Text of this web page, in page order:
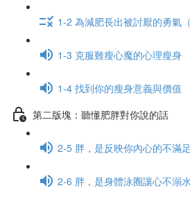
1-2 為減肥長出被討厭的勇氣（
1-3 克服難瘦心魔的心理瘦身
1-4 找到你的瘦身意義與價值
第二版塊：聽懂肥胖對你說的話
2-5 胖，是反映你內心的不滿足
2-6 胖，是身體泳圈讓心不溺水